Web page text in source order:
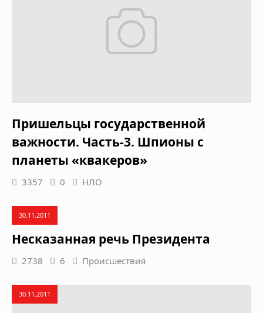
Пришельцы государственной
важности. Часть-3. Шпионы с
планеты «квакеров»
3357 0 НЛО
30.11.2011
Несказанная речь Президента
2738 6 Происшествия
30.11.2011